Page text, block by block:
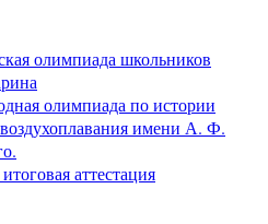
олимпиада школьников
олимпиада по истории
имени А. Ф.
аттестация